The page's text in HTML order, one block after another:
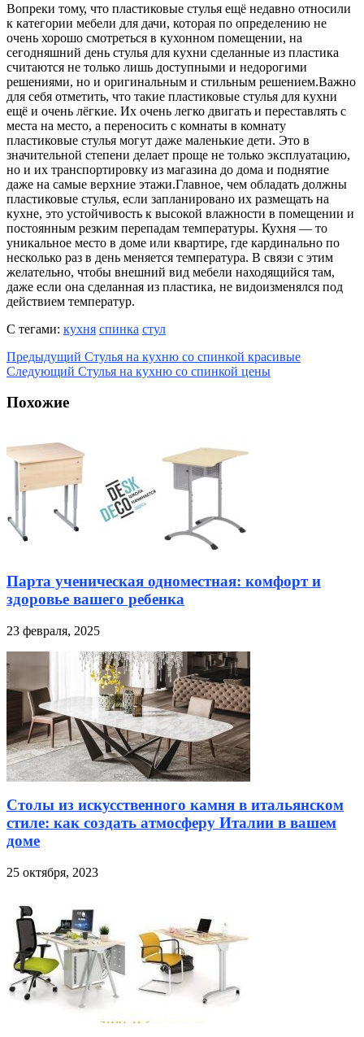
Вопреки тому, что пластиковые стулья ещё недавно относили
к категории мебели для дачи, которая по определению не
очень хорошо смотреться в кухонном помещении, на
сегодняшний день стулья для кухни сделанные из пластика
считаются не только лишь доступными и недорогими
решениями, но и оригинальным и стильным решением.Важно
для себя отметить, что такие пластиковые стулья для кухни
ещё и очень лёгкие. Их очень легко двигать и переставлять с
места на место, а переносить с комнаты в комнату
пластиковые стулья могут даже маленькие дети. Это в
значительной степени делает проще не только эксплуатацию,
но и их транспортировку из магазина до дома и поднятие
даже на самые верхние этажи.Главное, чем обладать должны
пластиковые стулья, если запланировано их размещать на
кухне, это устойчивость к высокой влажности в помещении и
постоянным резким перепадам температуры. Кухня — то
уникальное место в доме или квартире, где кардинально по
несколько раз в день меняется температура. В связи с этим
желательно, чтобы внешний вид мебели находящийся там,
даже если она сделанная из пластика, не видоизменялся под
действием температур.
С тегами: кухня спинка стул
Предыдущий Стулья на кухню со спинкой красивые
Следующий Стулья на кухню со спинкой цены
Похожие
Парта ученическая одноместная: комфорт и
здоровье вашего ребенка
23 февраля, 2025
Столы из искусственного камня в итальянском
стиле: как создать атмосферу Италии в вашем
доме
25 октября, 2023